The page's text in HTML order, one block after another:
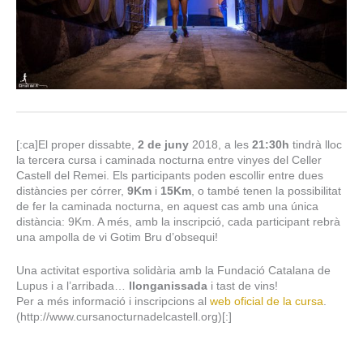
[:ca]El proper dissabte, 2 de juny 2018, a les 21:30h tindrà lloc
la tercera cursa i caminada nocturna entre vinyes del Celler
Castell del Remei. Els participants poden escollir entre dues
distàncies per córrer, 9Km i 15Km , o també tenen la possibilitat
de fer la caminada nocturna, en aquest cas amb una única
distància: 9Km. A més, amb la inscripció, cada participant rebrà
una ampolla de vi Gotim Bru d’obsequi!
Una activitat esportiva solidària amb la Fundació Catalana de
Lupus i a l’arribada…
llonganissada i tast de vins!
Per a més informació i inscripcions al web oficial de la cursa
(http://www.cursanocturnadelcastell.org)[:]